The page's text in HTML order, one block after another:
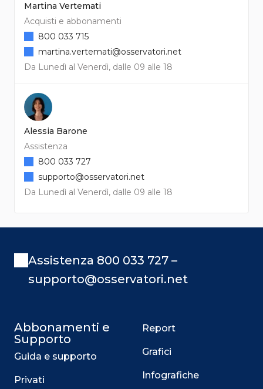
Martina Vertemati
Acquisti e abbonamenti
Da Lunedì al Venerdì, dalle 09 alle 18
800 033 715
martina.vertemati@osservatori.net
Alessia Barone
Assistenza
Da Lunedì al Venerdì, dalle 09 alle 18
800 033 727
supporto@osservatori.net
Assistenza 800 033 727 –
supporto@osservatori.net
Abbonamenti e
Supporto
Guida e supporto
Privati
Report
Grafici
Infografiche